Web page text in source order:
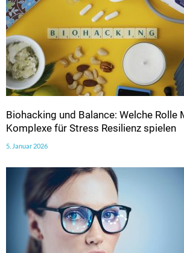
Biohacking und Balance: Welche Rolle
Komplexe für Stress Resilienz spielen
5. Januar 2026